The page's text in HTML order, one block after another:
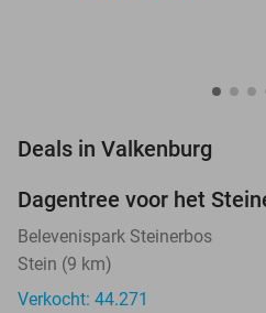
Deals in Valkenburg
Dagentree voor het
Belevenispark Steinerbos
Stein (9 km)
Verkocht: 44.271